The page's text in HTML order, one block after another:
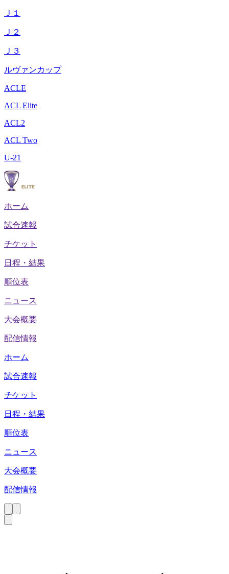
Ｊ１
Ｊ２
Ｊ３
ルヴァンカップ
ACLE
ACL Elite
ACL2
ACL Two
U-21
ホーム
試合速報
チケット
日程・結果
順位表
ニュース
大会概要
配信情報
ホーム
試合速報
チケット
日程・結果
順位表
ニュース
大会概要
配信情報